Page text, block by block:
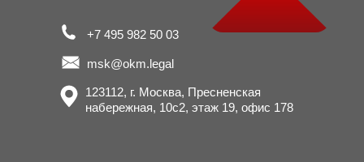
+7 495 982 50 03
msk@okm.legal
123112, г. Москва, Пресненская
набережная, 10с2, этаж 19, офис 178